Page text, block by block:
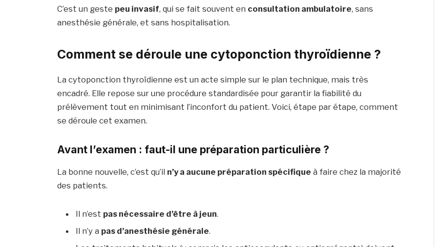
C’est un geste peu invasif, qui se fait souvent en consultation ambulatoire, sans
anesthésie générale, et sans hospitalisation.
Comment se déroule une cytoponction thyroïdienne ?
La cytoponction thyroïdienne est un acte simple sur le plan technique, mais très
encadré. Elle repose sur une procédure standardisée pour garantir la fiabilité du
prélèvement tout en minimisant l’inconfort du patient. Voici, étape par étape, comment
se déroule cet examen.
Avant l’examen : faut-il une préparation particulière ?
La bonne nouvelle, c’est qu’il n’y a aucune préparation spécifique à faire chez la majorité
des patients.
Il n’est pas nécessaire d’être à jeun.
Il n’y a pas d’anesthésie générale.